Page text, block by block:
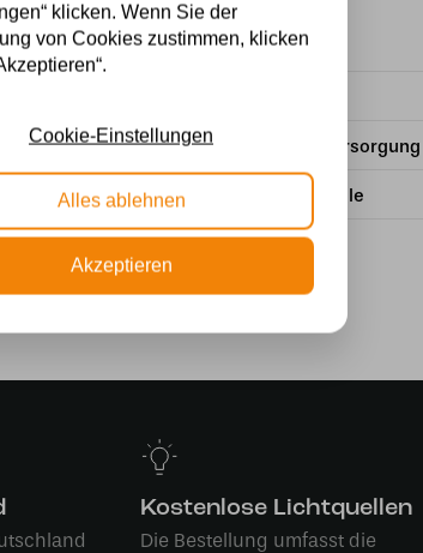
Fassung
Stromversorgung
Lichtquelle
Kostenlose Lichtquellen
Die Bestellung umfasst die
klicken. Wenn Sie der
von Cookies zustimmen, klicken
Cookie-Einstellungen
Alles ablehnen
Akzeptieren